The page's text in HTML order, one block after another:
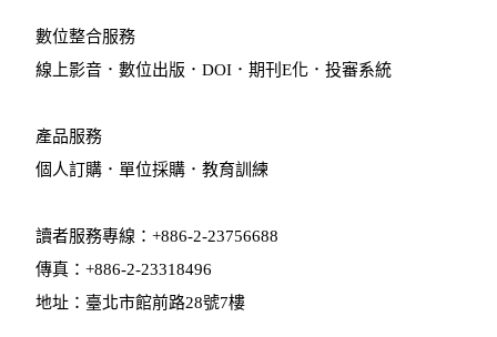
數位整合服務
線上影音 ．數位出版 ．DOI ．期刊E化 ．投審系統
產品服務
個人訂購 ． 單位採購 ．教育訓練
讀者服務專線：+886-2-23756688
傳真：+886-2-23318496
地址：臺北市館前路28號7樓